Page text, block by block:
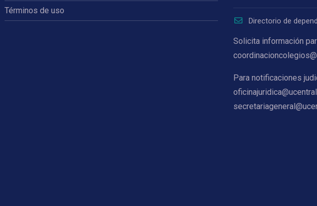
Términos de uso
Directorio de
Solicita información
Para notificaciones